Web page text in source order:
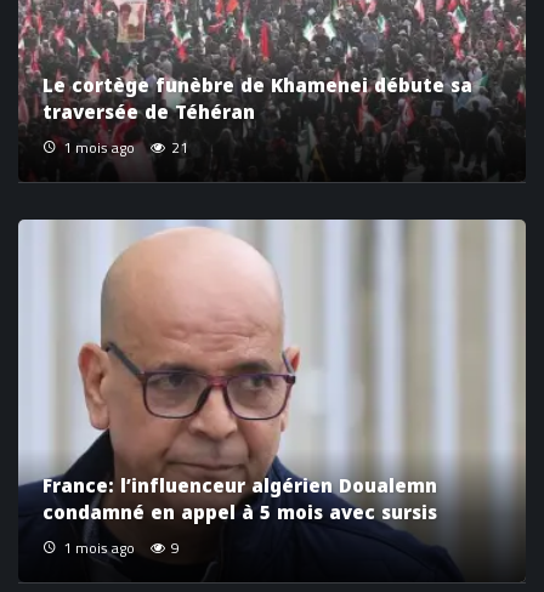
Le cortège funèbre de Khamenei débute sa
traversée de Téhéran
1 mois ago 21
France: l’influenceur algérien Doualemn
condamné en appel à 5 mois avec sursis
1 mois ago 9